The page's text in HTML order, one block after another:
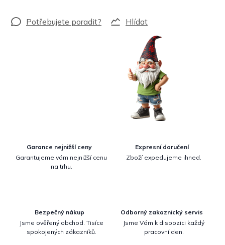
Hlídat
Garance nejnižší ceny
Garantujeme vám nejnižší cenu
na trhu.
Expresní doručení
Zboží expedujeme ihned.
Bezpečný nákup
Jsme ověřený obchod. Tisíce
spokojených zákazníků.
Odborný zakaznický servis
Jsme Vám k dispozici každý
pracovní den.